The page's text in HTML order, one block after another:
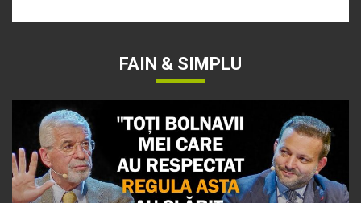
FAIN & SIMPLU